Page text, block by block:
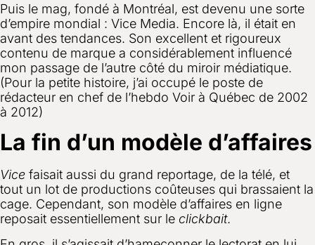
Puis le mag, fondé à Montréal, est devenu une sorte
d’empire mondial : Vice Media. Encore là, il était en
avant des tendances. Son excellent et rigoureux
contenu de marque a considérablement influencé
mon passage de l’autre côté du miroir médiatique.
(Pour la petite histoire, j’ai occupé le poste de
rédacteur en chef de l’hebdo Voir à Québec de 2002
à 2012)
La fin d’un modèle d’affaires
Vice faisait aussi du grand reportage, de la télé, et
tout un lot de productions coûteuses qui brassaient la
cage. Cependant, son modèle d’affaires en ligne
reposait essentiellement sur le clickbait.